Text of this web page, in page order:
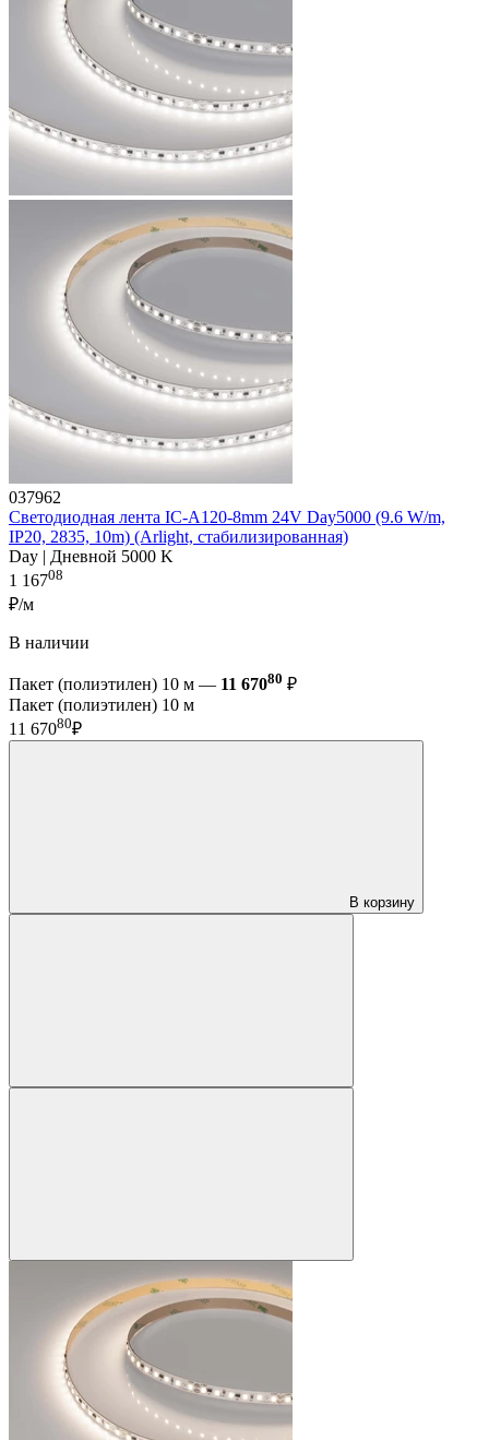
037962
Светодиодная лента IC-A120-8mm 24V Day5000 (9.6 W/m,
IP20, 2835, 10m) (Arlight, стабилизированная)
Day | Дневной 5000 K
1 16708
₽/м
В наличии
Пакет (полиэтилен) 10 м — 11 67080 ₽
Пакет (полиэтилен) 10 м
11 67080₽
В корзину